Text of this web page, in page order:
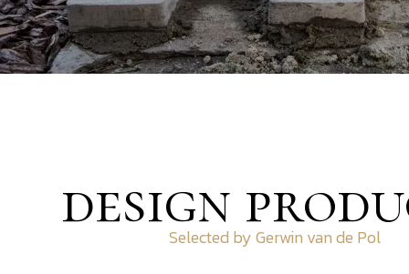
designSelected by Gerwin van de Pol